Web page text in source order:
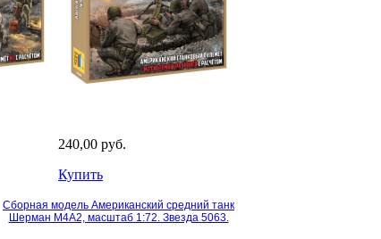
240,00 руб.
Купить
Сборная модель Американский средний танк
Шерман М4А2, масштаб 1:72. Звезда 5063.